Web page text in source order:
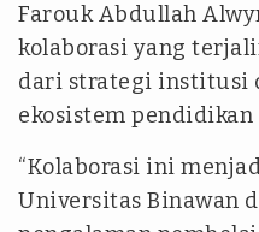
Farouk Abdullah
kolaborasi yang
dari strategi institusi
ekosistem
“Kolaborasi ini
Universitas Binawan